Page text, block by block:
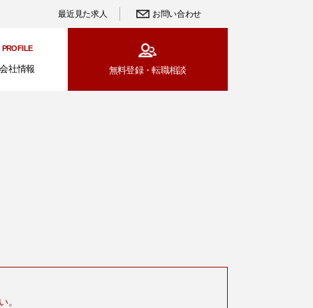
最近見た求人 お問い合わせ
PROFILE
会社情報 無料登録・転職相談
。